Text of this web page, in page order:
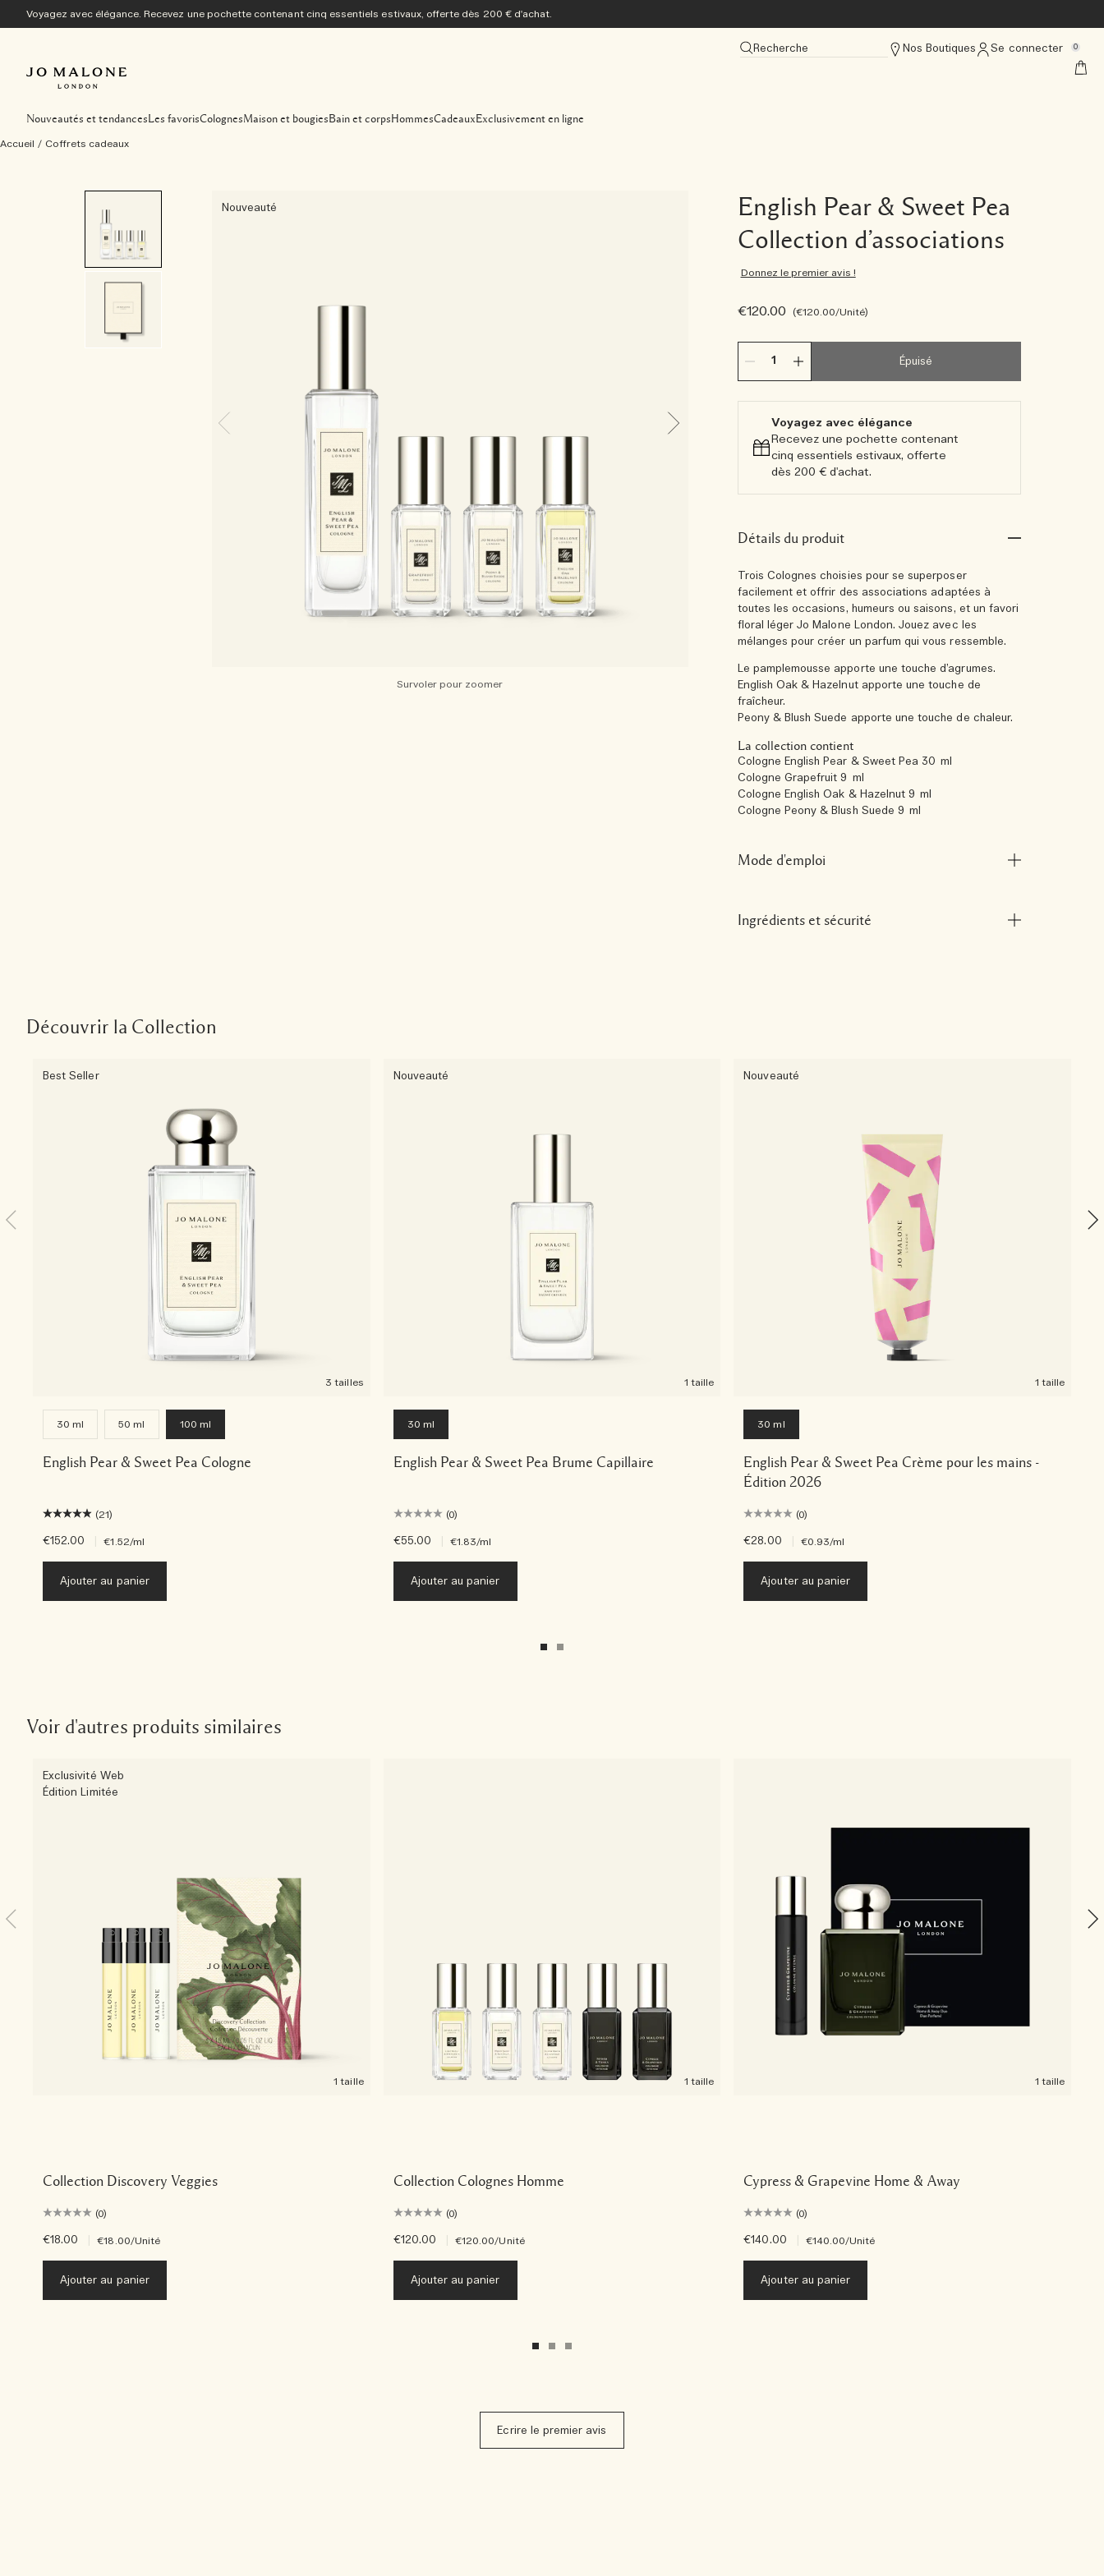
Voyagez avec élégance. Recevez une pochette contenant cinq essentiels estivaux, offerte dès 200 € d'achat.
Recherche Nos Boutiques Se connecter 0
Nouveautés et tendancesLes favorisColognesMaison et bougiesBain et corpsHommesCadeaux Exclusivement en ligne
Accueil / Coffrets cadeaux
English Pear & Sweet Pea
Collection d’associations
Donnez le premier avis !
Nouveauté
Survoler pour zoomer
€120.00 €120.00/Unité
Épuisé
Voyagez avec élégance​
Recevez une pochette contenant
cinq essentiels estivaux, offerte
dès 200 € d'achat.​
Détails du produit
Trois Colognes choisies pour se superposer
facilement et offrir des associations adaptées à
toutes les occasions, humeurs ou saisons, et un favori
floral léger Jo Malone London. Jouez avec les
mélanges pour créer un parfum qui vous ressemble.
Le pamplemousse apporte une touche d’agrumes.
English Oak & Hazelnut apporte une touche de
fraîcheur.
Peony & Blush Suede apporte une touche de chaleur.
La collection contient
Cologne English Pear & Sweet Pea 30 ml
Cologne Grapefruit 9 ml
Cologne English Oak & Hazelnut 9 ml
Cologne Peony & Blush Suede 9 ml
Mode d'emploi
Ingrédients et sécurité
Découvrir la Collection
Best Seller
3 tailles
30 ml 50 ml 100 ml
English Pear & Sweet Pea Cologne
(21)
€152.00 €1.52/ml
Ajouter au panier
Nouveauté
1 taille
30 ml
English Pear & Sweet Pea Brume Capillaire
(0)
€55.00 €1.83/ml
Ajouter au panier
Nouveauté
1 taille
30 ml
English Pear & Sweet Pea Crème pour les mains -
Édition 2026
(0)
€28.00 €0.93/ml
Ajouter au panier
Voir d'autres produits similaires
Exclusivité Web
Édition Limitée
1 taille
Collection Discovery Veggies
(0)
€18.00 €18.00/Unité
Ajouter au panier
1 taille
Collection Colognes Homme
(0)
€120.00 €120.00/Unité
Ajouter au panier
1 taille
Cypress & Grapevine Home & Away
(0)
€140.00 €140.00/Unité
Ajouter au panier
Ecrire le premier avis